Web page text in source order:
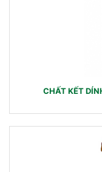
CHẤT KẾT